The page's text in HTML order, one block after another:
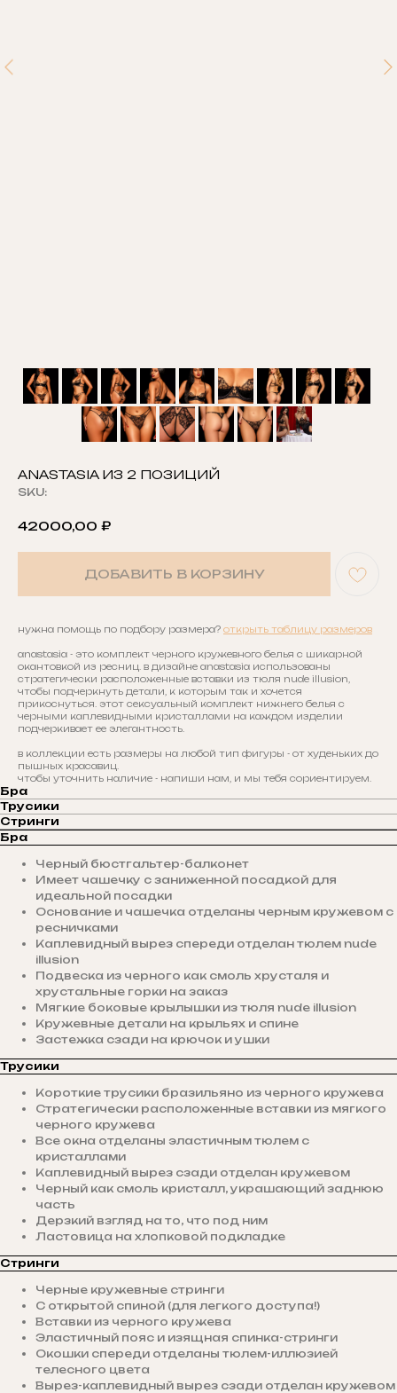
ANASTASIA ИЗ 2 ПОЗИЦИЙ
SKU:
42000,00 ₽
ДОБАВИТЬ В КОРЗИНУ
нужна помощь по подбору размера? открыть таблицу размеров
anastasia - это комплект черного кружевного белья с шикарной
окантовкой из ресниц. в дизайне anastasia использованы
стратегически расположенные вставки из тюля nude illusion,
чтобы подчеркнуть детали, к которым так и хочется
прикоснуться. этот сексуальный комплект нижнего белья с
черными каплевидными кристаллами на каждом изделии
подчеркивает ее элегантность.
в коллекции есть размеры на любой тип фигуры - от худеньких до
пышных красавиц.
чтобы уточнить наличие - напиши нам, и мы тебя сориентируем.
Бра
Трусики
Стринги
Бра
Черный бюстгальтер-балконет
Имеет чашечку с заниженной посадкой для
идеальной посадки
Основание и чашечка отделаны черным кружевом с
ресничками
Каплевидный вырез спереди отделан тюлем nude
illusion
Подвеска из черного как смоль хрусталя и
хрустальные горки на заказ
Мягкие боковые крылышки из тюля nude illusion
Кружевные детали на крыльях и спине
Застежка сзади на крючок и ушки
Трусики
Короткие трусики бразильяно из черного кружева
Стратегически расположенные вставки из мягкого
черного кружева
Все окна отделаны эластичным тюлем с
кристаллами
Каплевидный вырез сзади отделан кружевом
Черный как смоль кристалл, украшающий заднюю
часть
Дерзкий взгляд на то, что под ним
Ластовица на хлопковой подкладке
Стринги
Черные кружевные стринги
С открытой спиной (для легкого доступа!)
Вставки из черного кружева
Эластичный пояс и изящная спинка-стринги
Окошки спереди отделаны тюлем-иллюзией
телесного цвета
Вырез-каплевидный вырез сзади отделан кружевом